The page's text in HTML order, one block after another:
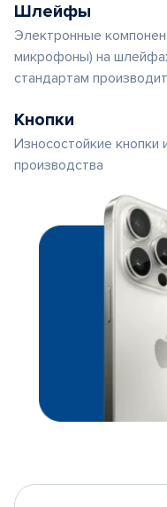
Шлейфы
Электронные
микрофоны) на
стандартам
Кнопки
Износостойкие кнопки
производства